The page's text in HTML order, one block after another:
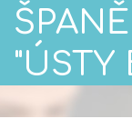
"ÚSTY